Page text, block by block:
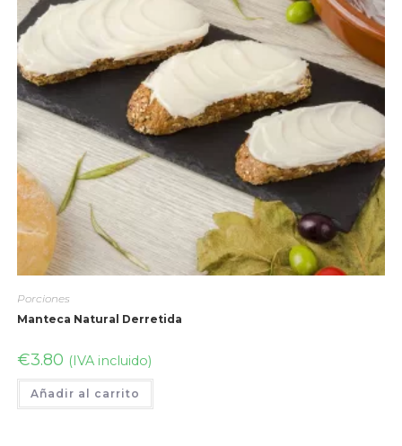
Porciones
Manteca Natural Derretida
€3.80 (IVA incluido)
Añadir al carrito